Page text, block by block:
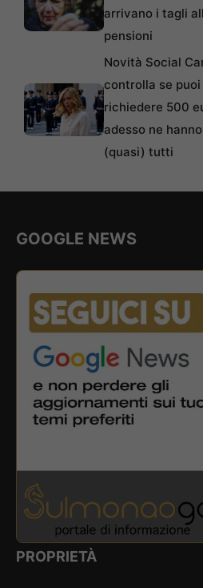
arrivano i tagli
pensioni
Novità Social
controlla se puoi
richiedere 500
adesso ne
(quasi) tutti
GOOGLE NEWS
PROPRIETÀ